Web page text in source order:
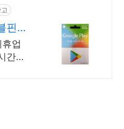
핀
처
업
간빠